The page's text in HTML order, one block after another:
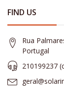
FIND US
Rua
Portugal
210199237